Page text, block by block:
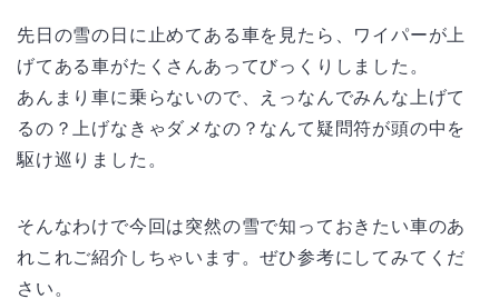
先日の雪の日に止めてある車を見たら、ワイパーが上
げてある車がたくさんあってびっくりしました。
あんまり車に乗らないので、えっなんでみんな上げて
るの？上げなきゃダメなの？なんて疑問符が頭の中を
駆け巡りました。
そんなわけで今回は突然の雪で知っておきたい車のあ
れこれご紹介しちゃいます。ぜひ参考にしてみてくだ
さい。